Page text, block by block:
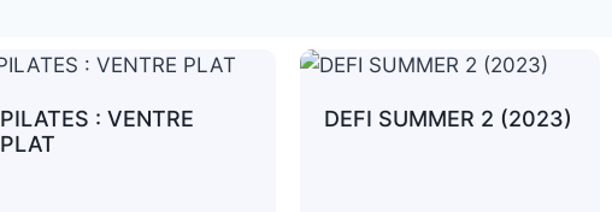
PILATES : VENTRE
PLAT
DEFI SUMMER 2 (2023)